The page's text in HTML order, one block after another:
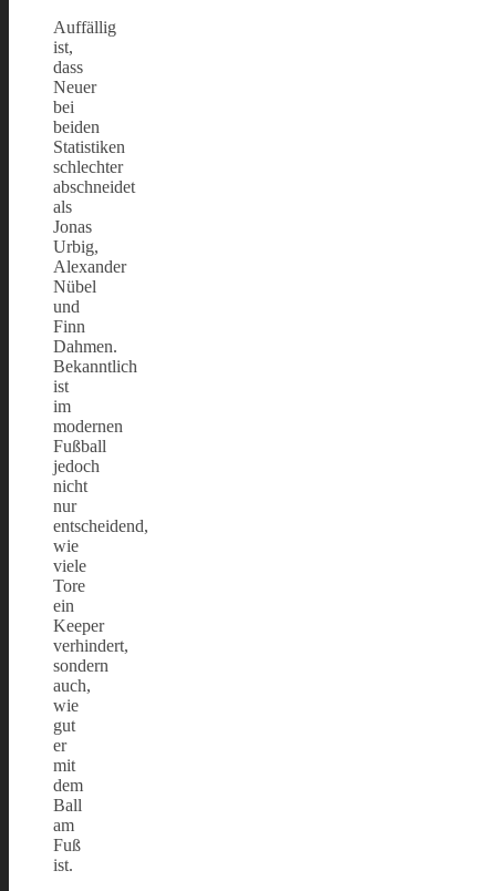
Auffällig
ist,
dass
Neuer
bei
beiden
Statistiken
schlechter
abschneidet
als
Jonas
Urbig,
Alexander
Nübel
und
Finn
Dahmen.
Bekanntlich
ist
im
modernen
Fußball
jedoch
nicht
nur
entscheidend,
wie
viele
Tore
ein
Keeper
verhindert,
sondern
auch,
wie
gut
er
mit
dem
Ball
am
Fuß
ist.